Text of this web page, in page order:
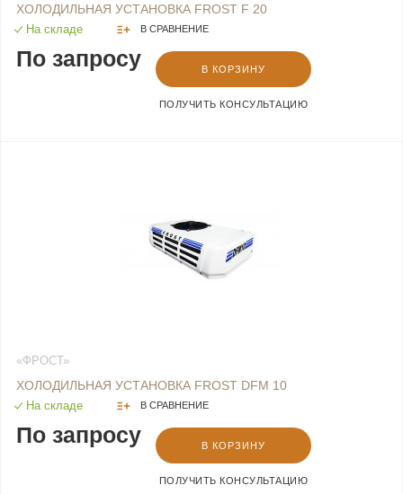
ХОЛОДИЛЬНАЯ УСТАНОВКА FROST F 20
На складе В СРАВНЕНИЕ
По запросу В КОРЗИНУ
ПОЛУЧИТЬ КОНСУЛЬТАЦИЮ
«ФРОСТ»
ХОЛОДИЛЬНАЯ УСТАНОВКА FROST DFM 10
На складе В СРАВНЕНИЕ
По запросу В КОРЗИНУ
ПОЛУЧИТЬ КОНСУЛЬТАЦИЮ